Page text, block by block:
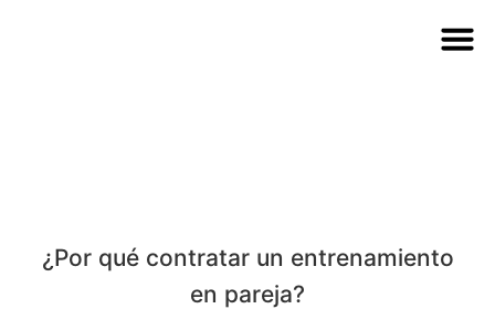
¿Por qué contratar un entrenamiento
en pareja?